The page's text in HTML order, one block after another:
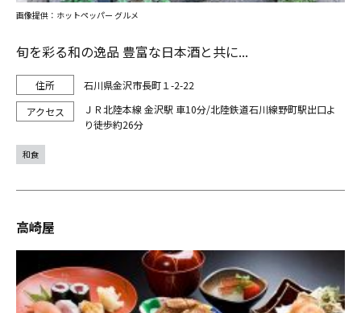
旬を彩る和の逸品 豊富な日本酒と共に...
石川県金沢市長町１-2-22
ＪＲ北陸本線 金沢駅 車10分/北陸鉄道石川線野町駅出口よ
り徒歩約26分
画像提供：ホットペッパー グルメ
和食
高崎屋